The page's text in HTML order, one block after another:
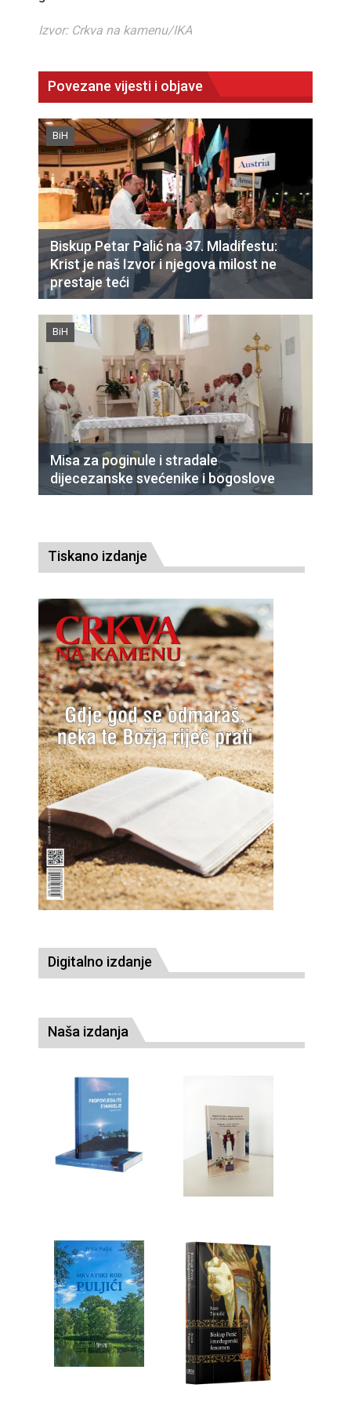
Izvor: Crkva na kamenu/IKA
Povezane vijesti i objave
BiH
Biskup Petar Palić na 37. Mladifestu:
Krist je naš Izvor i njegova milost ne
prestaje teći
BiH
Misa za poginule i stradale
dijecezanske svećenike i bogoslove
Tiskano izdanje
Digitalno izdanje
Naša izdanja